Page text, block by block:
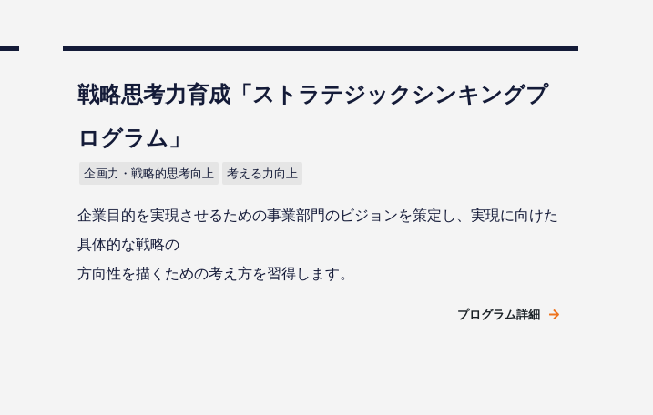
戦略思考力育成「ストラテジックシンキングプ
ログラム」
企画力・戦略的思考向上 考える力向上
企業目的を実現させるための事業部門のビジョンを策定し、実現に向けた
具体的な戦略の
方向性を描くための考え方を習得します。
プログラム詳細